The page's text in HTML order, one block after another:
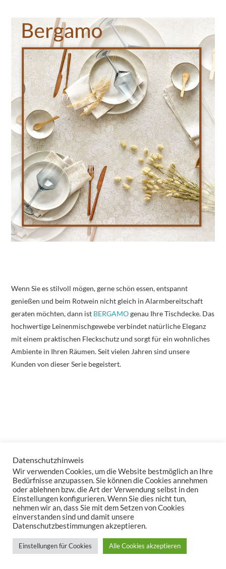
Wenn Sie es stilvoll mögen, gerne schön essen, entspannt
genießen und beim Rotwein nicht gleich in Alarmbereitschaft
geraten möchten, dann ist BERGAMOgenau Ihre Tischdecke. Das
hochwertige Leinenmischgewebe verbindet natürliche Eleganz
mit einem praktischen Fleckschutz und sorgt für ein wohnliches
Ambiente in Ihren Räumen. Seit vielen Jahren sind unsere
Kunden von dieser Serie begeistert.
Datenschutzhinweis
Wir verwenden Cookies, um die Website bestmöglich an Ihre
Bedürfnisse anzupassen. Sie können die Cookies annehmen
oder ablehnen bzw. die Art der Verwendung selbst in den
Einstellungen konfigurieren. Wenn Sie dies nicht tun,
nehmen wir an, dass Sie mit dem Setzen von Cookies
einverstanden sind und damit unsere
Datenschutzbestimmungen akzeptieren.
Einstellungen für Cookies Alle Cookies akzeptieren